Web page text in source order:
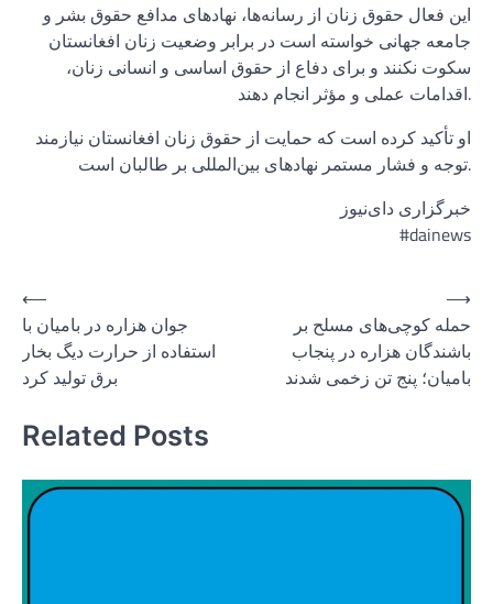
این فعال حقوق زنان از رسانه‌ها، نهادهای مدافع حقوق بشر و
جامعه جهانی خواسته است در برابر وضعیت زنان افغانستان
سکوت نکنند و برای دفاع از حقوق اساسی و انسانی زنان،
اقدامات عملی و مؤثر انجام دهند.
او تأکید کرده است که حمایت از حقوق زنان افغانستان نیازمند
توجه و فشار مستمر نهادهای بین‌المللی بر طالبان است.
خبرگزاری دای‌نیوز
#dainews
Post
navigation
⟵
جوان هزاره در بامیان با
استفاده از حرارت دیگ بخار
برق تولید کرد
حمله کوچی‌های مسلح بر
باشندگان هزاره در پنجاب
بامیان؛ پنج تن زخمی شدند
⟶
Related Posts